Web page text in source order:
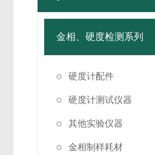
金相、硬度检测系列
硬度计配件
硬度计测试仪器
其他实验仪器
金相制样耗材